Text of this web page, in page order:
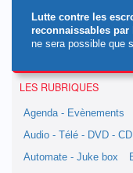
Lutte contre les
reconnaissables par
ne sera possible que
LES RUBRIQUES
Agenda - Evènements
Audio - Télé - DVD - CD
Automate - Juke box